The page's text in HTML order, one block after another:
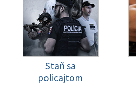
Staň sa
policajtom